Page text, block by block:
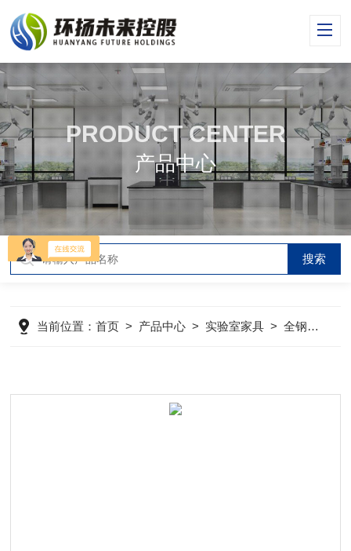
PRODUCT CENTER
产品中心
当前位置：首页 > 产品中心 > 实验室家具 >全钢实验台